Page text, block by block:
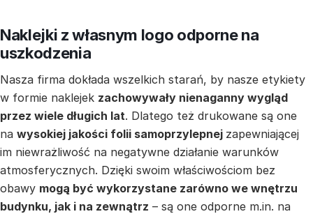
Naklejki z własnym logo odporne na
uszkodzenia
Nasza firma dokłada wszelkich starań, by nasze etykiety
w formie naklejek zachowywały nienaganny wygląd
przez wiele długich lat. Dlatego też drukowane są one
na wysokiej jakości folii samoprzylepnej zapewniającej
im niewrażliwość na negatywne działanie warunków
atmosferycznych. Dzięki swoim właściwościom bez
obawy mogą być wykorzystane zarówno we wnętrzu
budynku, jak i na zewnątrz – są one odporne m.in. na